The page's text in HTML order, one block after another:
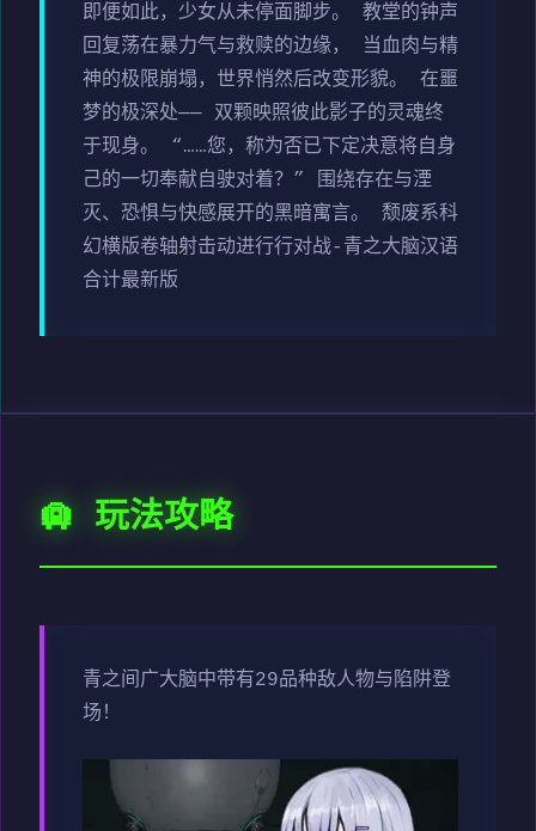
即便如此，少女从未停面脚步。 教堂的钟声
回复荡在暴力气与救赎的边缘， 当血肉与精
神的极限崩塌，世界悄然后改变形貌。 在噩
梦的极深处—— 双颗映照彼此影子的灵魂终
于现身。 “……您，称为否已下定决意将自身
己的一切奉献自驶对着？” 围绕存在与湮
灭、恐惧与快感展开的黑暗寓言。 颓废系科
幻横版卷轴射击动进行行对战-青之大脑汉语
合计最新版
🛄 玩法攻略
青之间广大脑中带有29品种敌人物与陷阱登
场！